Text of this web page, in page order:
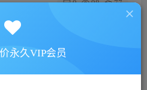
0 98 77
看
10
永久VIP会员